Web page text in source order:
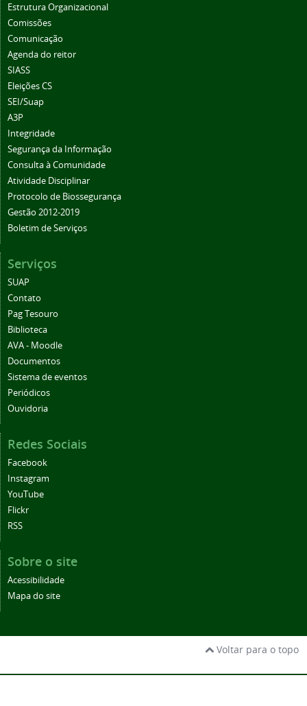
Estrutura Organizacional
Comissões
Comunicação
Agenda do reitor
SIASS
Eleições CS
SEI/Suap
A3P
Integridade
Segurança da Informação
Consulta à Comunidade
Atividade Disciplinar
Protocolo de Biossegurança
Gestão 2012-2019
Boletim de Serviços
Serviços
SUAP
Contato
Pag Tesouro
Biblioteca
AVA - Moodle
Documentos
Sistema de eventos
Periódicos
Ouvidoria
Redes Sociais
Facebook
Instagram
YouTube
Flickr
RSS
Sobre o site
Acessibilidade
Mapa do site
Voltar para o topo